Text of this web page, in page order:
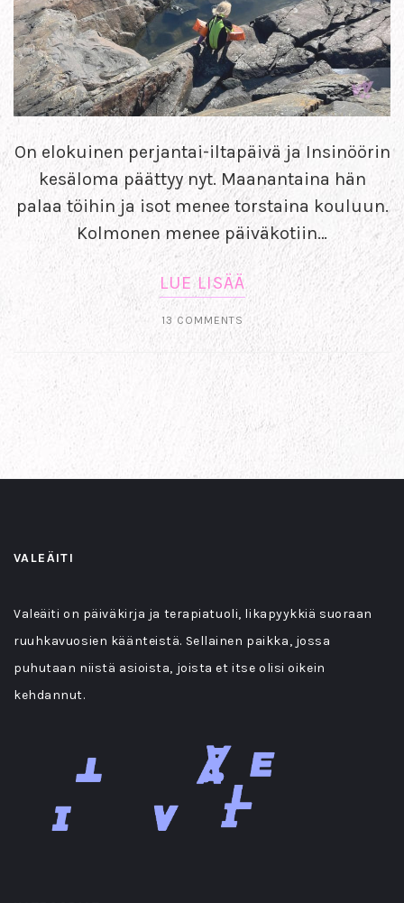
On elokuinen perjantai-iltapäivä ja Insinöörin
kesäloma päättyy nyt. Maanantaina hän
palaa töihin ja isot menee torstaina kouluun.
Kolmonen menee päiväkotiin…
LUE LISÄÄ
13 COMMENTS
VALEÄITI
Valeäiti on päiväkirja ja terapiatuoli, likapyykkiä suoraan
ruuhkavuosien käänteistä. Sellainen paikka, jossa
puhutaan niistä asioista, joista et itse olisi oikein
kehdannut.